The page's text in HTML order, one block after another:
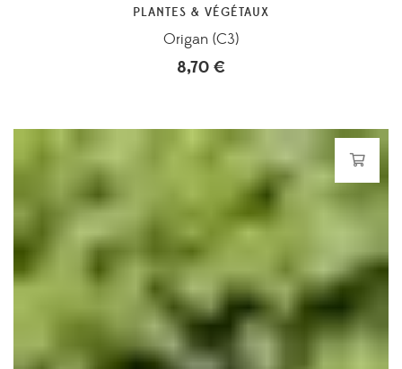
PLANTES & VÉGÉTAUX
Origan (C3)
8,70 €